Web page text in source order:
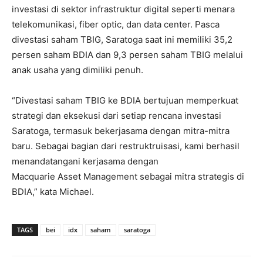
investasi di sektor infrastruktur digital seperti menara
telekomunikasi, fiber optic, dan data center. Pasca
divestasi saham TBIG, Saratoga saat ini memiliki 35,2
persen saham BDIA dan 9,3 persen saham TBIG melalui
anak usaha yang dimiliki penuh.
“Divestasi saham TBIG ke BDIA bertujuan memperkuat
strategi dan eksekusi dari setiap rencana investasi
Saratoga, termasuk bekerjasama dengan mitra-mitra
baru. Sebagai bagian dari restruktruisasi, kami berhasil
menandatangani kerjasama dengan
Macquarie Asset Management sebagai mitra strategis di
BDIA,” kata Michael.
TAGS bei idx saham saratoga